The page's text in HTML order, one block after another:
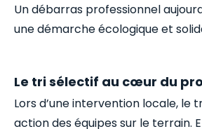
Un débarras professionnel
une démarche écologique et
Le tri sélectif au cœur du
Lors d’une intervention locale, le
action des équipes sur le terrain.